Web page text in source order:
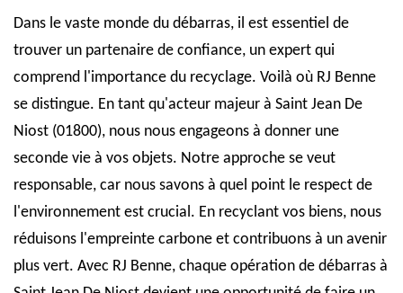
Dans le vaste monde du débarras, il est essentiel de
trouver un partenaire de confiance, un expert qui
comprend l'importance du recyclage. Voilà où RJ Benne
se distingue. En tant qu'acteur majeur à Saint Jean De
Niost (01800), nous nous engageons à donner une
seconde vie à vos objets. Notre approche se veut
responsable, car nous savons à quel point le respect de
l'environnement est crucial. En recyclant vos biens, nous
réduisons l'empreinte carbone et contribuons à un avenir
plus vert. Avec RJ Benne, chaque opération de débarras à